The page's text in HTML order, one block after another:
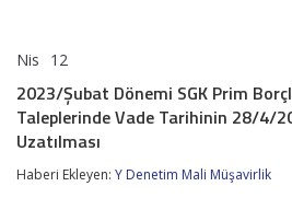
Nis 12
Dönemi
SGK
Borçlarına
KDV
2023/Şubat Dönemi SGK Prim
Taleplerinde Vade Tarihinin 28/4/
Uzatılması
Haberi Ekleyen: Y Denetim Mali Müşavirlik